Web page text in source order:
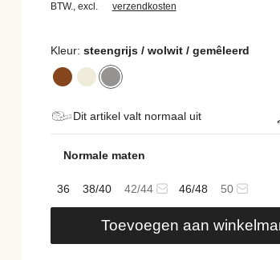
BTW., excl. verzendkosten
Kleur: steengrijs / wolwit / gemêleerd
Dit artikel valt normaal uit
Normale maten
36 38/40 42/44 46/48 50
Toevoegen aan